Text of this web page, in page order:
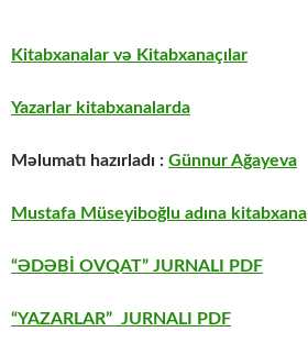
Kitabxanalar və Kitabxanaçılar
Yazarlar kitabxanalarda
Məlumatı hazırladı : Günnur Ağayeva
Mustafa Müseyiboğlu adına kitabxana
“ƏDƏBİ OVQAT” JURNALI PDF
“YAZARLAR” JURNALI PDF